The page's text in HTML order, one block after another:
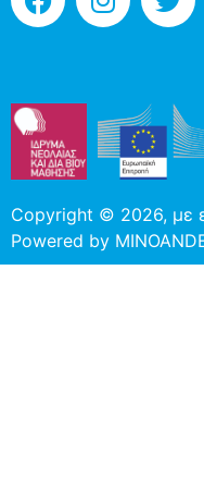
Copyright © 2026, με
Powered by